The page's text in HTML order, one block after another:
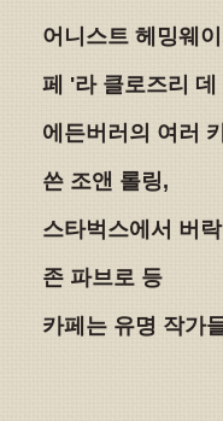
어니스트 헤밍웨
페 '라 클로즈리 데
에든버러의 여러
쓴 조앤 롤링,
스타벅스에서 버
존 파브로 등
카페는 유명 작가